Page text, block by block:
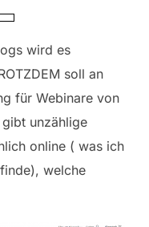
wird es
soll an
für Webinare von
unzählige
online ( was ich
welche